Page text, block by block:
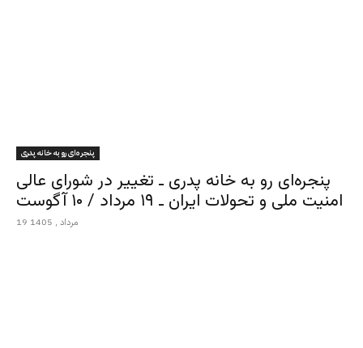
پنجره‌ای رو به خانه پدری
پنجره‌ای رو به خانه پدری ـ تغییر در شورای عالی
امنیت ملی و تحولات ایران ـ ۱۹ مرداد / ۱۰ آگوست
19 مرداد , 1405